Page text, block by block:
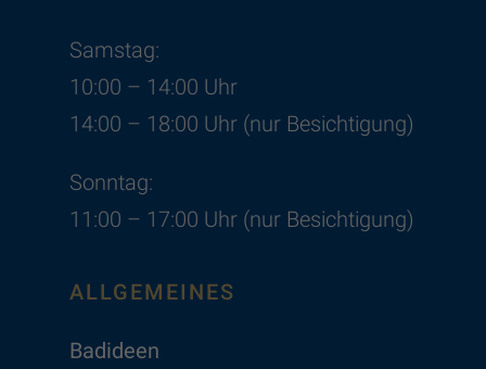
Samstag:
10:00 – 14:00 Uhr
14:00 – 18:00 Uhr (nur Besichtigung)
Sonntag:
11:00 – 17:00 Uhr (nur Besichtigung)
ALLGEMEINES
Badideen